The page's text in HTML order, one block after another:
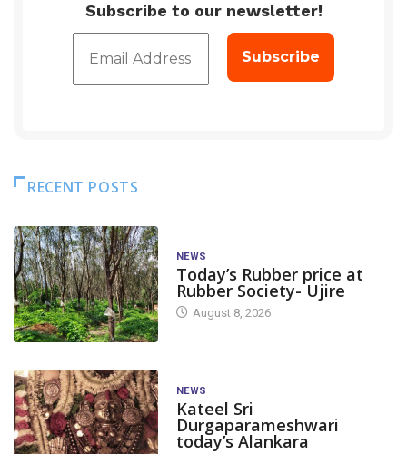
Subscribe to our newsletter!
RECENT POSTS
NEWS
Today’s Rubber price at
Rubber Society- Ujire
August 8, 2026
NEWS
Kateel Sri
Durgaparameshwari
today’s Alankara